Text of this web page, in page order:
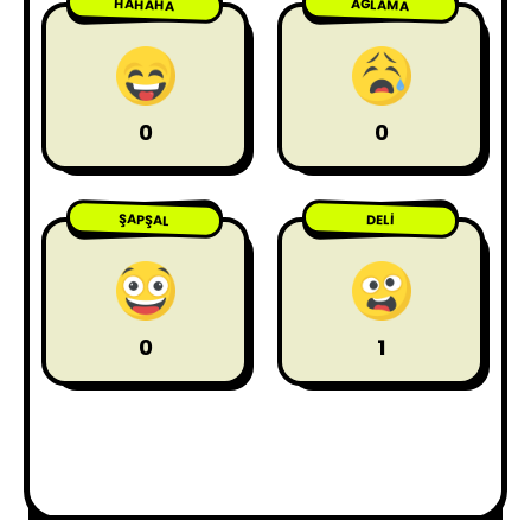
HAHAHA
0
AĞLAMA
0
ŞAPŞAL
0
DELI
1